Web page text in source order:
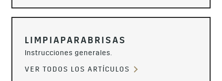
LIMPIAPARABRISAS
Instrucciones generales.
VER TODOS LOS ARTÍCULOS